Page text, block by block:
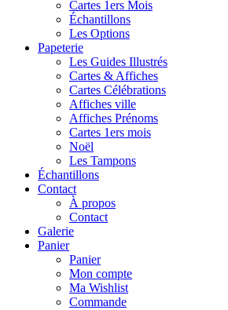
Cartes 1ers Mois
Échantillons
Les Options
Papeterie
Les Guides Illustrés
Cartes & Affiches
Cartes Célébrations
Affiches ville
Affiches Prénoms
Cartes 1ers mois
Noël
Les Tampons
Échantillons
Contact
À propos
Contact
Galerie
Panier
Panier
Mon compte
Ma Wishlist
Commande